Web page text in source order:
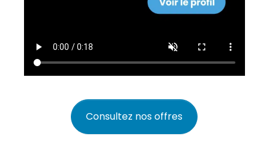
Consultez nos offres